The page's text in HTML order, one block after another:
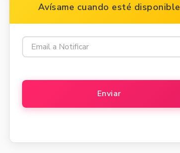
Avísame cuando esté disponible